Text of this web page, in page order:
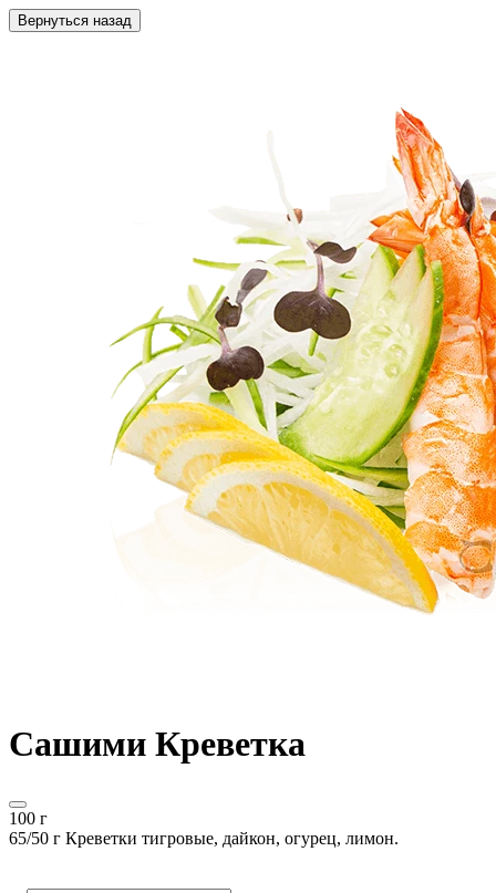
Вернуться назад
Сашими Креветка
100 г
65/50 г Креветки тигровые, дайкон, огурец, лимон.